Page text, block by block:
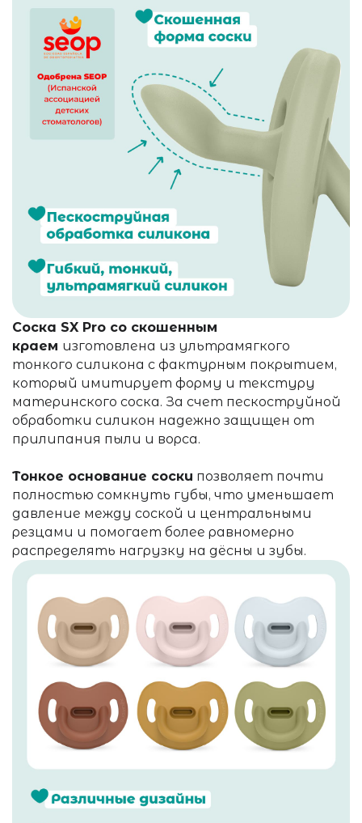
Соска SX Pro со скошенным
краем изготовлена из ультрамягкого
тонкого силикона с фактурным покрытием,
который имитирует форму и текстуру
материнского соска. За счет пескоструйной
обработки силикон надежно защищен от
прилипания пыли и ворса.
Тонкое основание соски позволяет почти
полностью сомкнуть губы, что уменьшает
давление между соской и центральными
резцами и помогает более равномерно
распределять нагрузку на дёсны и зубы.